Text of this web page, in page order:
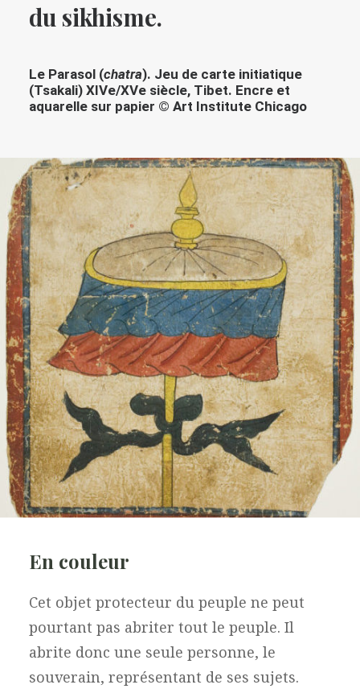
du sikhisme.
Le Parasol (chatra). Jeu de carte initiatique
(Tsakali) XIVe/XVe siècle, Tibet. Encre et
aquarelle sur papier © Art Institute Chicago
En couleur
Cet objet protecteur du peuple ne peut
pourtant pas abriter tout le peuple. Il
abrite donc une seule personne, le
souverain, représentant de ses sujets.